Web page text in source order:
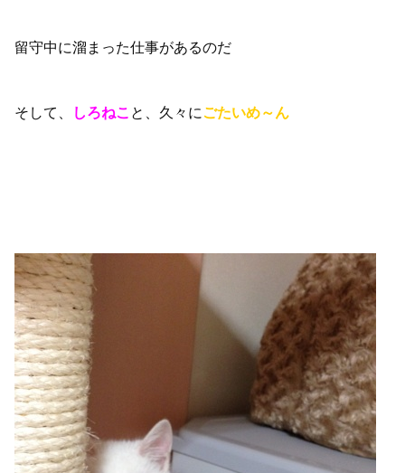
留守中に溜まった仕事があるのだ
そして、 しろねこ と、久々に ごたいめ～ん